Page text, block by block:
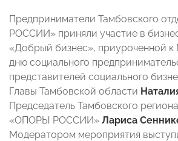
Предприниматели Тамбовского
РОССИИ» приняли участие в
«Добрый бизнес», приуроченной
дню социального
представителей социального
Главы Тамбовской области
Председатель Тамбовского
«ОПОРЫ РОССИИ» Лариса
Модератором мероприятия